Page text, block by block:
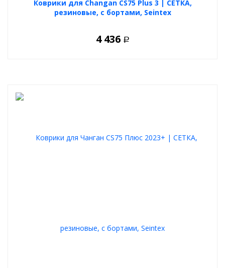
Коврики для Changan CS75 Plus 3 | СЕТКА,
резиновые, с бортами, Seintex
4 436 Р